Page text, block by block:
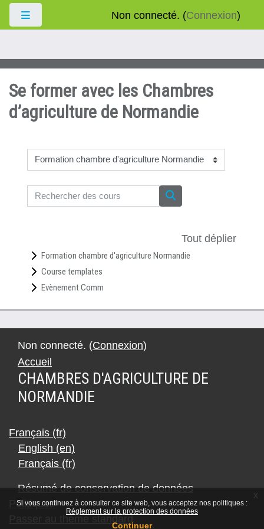
Passer au contenu principal
Si vous continuez à consulter ce site web, vous acceptez nos politiques :
Règlement sur la protection des données
Continuer
x
Panneau latéral Non connecté. (Connexion)
Se former avec les Chambres
d’agriculture de Normandie
Catégories de cours
Rechercher des cours
Rechercher des cours
Tout déplier
Formation chambre d'agriculture Normandie
Course templates
Evènement Comm
Non connecté. (Connexion)
Accueil
CHAMBRES D'AGRICULTURE DE
NORMANDIE
Français ‎(fr)‎
English ‎(en)‎
Français ‎(fr)‎
Résumé de conservation de données
Politiques
Passer au thème standard